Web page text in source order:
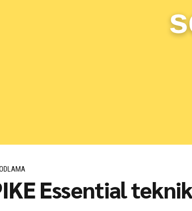
Essential